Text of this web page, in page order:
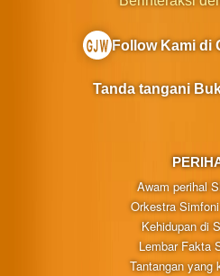
Awam perihal
Orkestra
Kehidupan di
Lembar Fakta
Tantangan yang
Follow Kami di
Tanda tangani